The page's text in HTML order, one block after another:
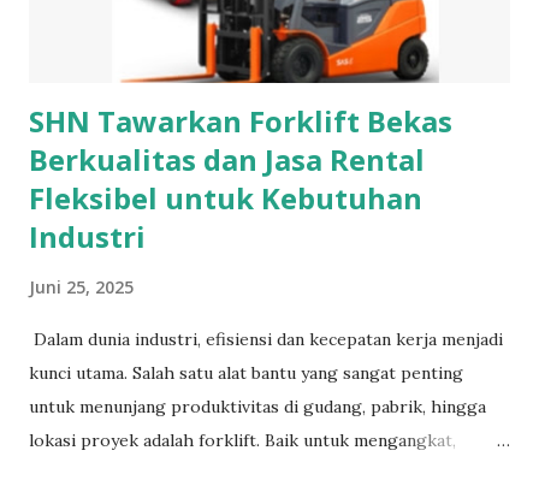
safir. Selain sebagai hiasan, kalung juga berfungsi sebagai
simbol dari kekayaan atau status tertentu di Masyarakat....
SHN Tawarkan Forklift Bekas
Berkualitas dan Jasa Rental
Fleksibel untuk Kebutuhan
Industri
Juni 25, 2025
Dalam dunia industri, efisiensi dan kecepatan kerja menjadi
kunci utama. Salah satu alat bantu yang sangat penting
untuk menunjang produktivitas di gudang, pabrik, hingga
lokasi proyek adalah forklift. Baik untuk mengangkat,